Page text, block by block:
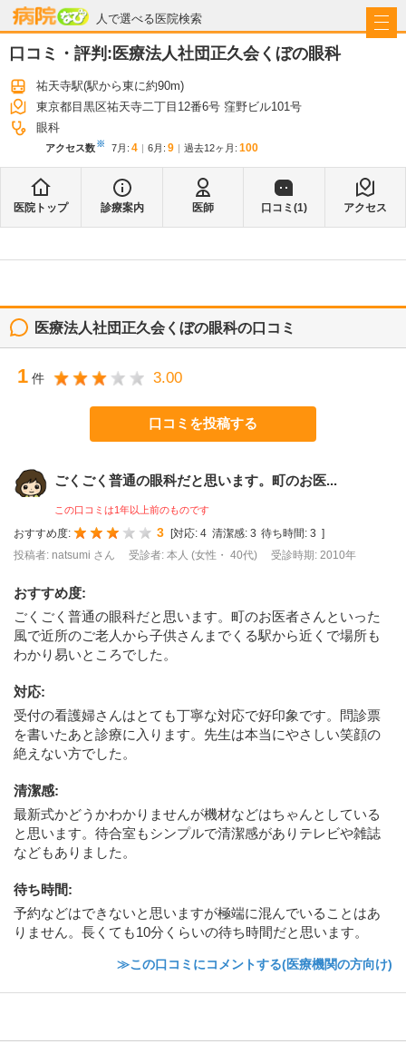
人で選べる医院検索
病院なび
口コミ・評判:医療法人社団正久会くぼの眼科
祐天寺駅(駅から東に約90m)
東京都目黒区祐天寺二丁目12番6号 窪野ビル101号
眼科
アクセス数※ 7月 : 4 6月 : 9 過去12ヶ月: 100
医院トップ 診療案内 医師 口コミ(1) アクセス
医療法人社団正久会くぼの眼科の口コミ
1 件 3.00
口コミを投稿する
ごくごく普通の眼科だと思います。町のお医...
この口コミは1年以上前のものです
おすすめ度: 3 [対応: 4 清潔感: 3 待ち時間: 3 ]
投稿者: natsumi さん
受診者: 本人 (女性・ 40代) 受診時期: 2010年
おすすめ度:
ごくごく普通の眼科だと思います。町のお医者さんといった
風で近所のご老人から子供さんまでくる駅から近くで場所も
わかり易いところでした。
対応:
受付の看護婦さんはとても丁寧な対応で好印象です。問診票
を書いたあと診療に入ります。先生は本当にやさしい笑顔の
絶えない方でした。
清潔感:
最新式かどうかわかりませんが機材などはちゃんとしている
と思います。待合室もシンプルで清潔感がありテレビや雑誌
などもありました。
待ち時間:
予約などはできないと思いますが極端に混んでいることはあ
りません。長くても10分くらいの待ち時間だと思います。
≫この口コミにコメントする(医療機関の方向け)